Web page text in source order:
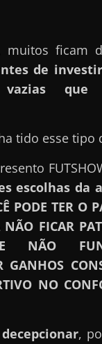
muitos ficam
de
que
tido esse tipo
escolhas da
PODE TER O
NÃO FICAR
NÃO
GANHOS
NO
,